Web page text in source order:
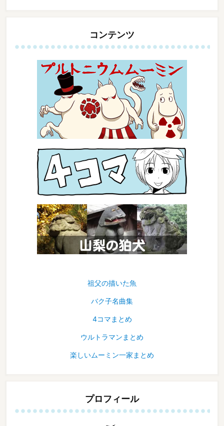
コンテンツ
祖父の描いた魚
バク子名曲集
4コマまとめ
ウルトラマンまとめ
楽しいムーミン一家まとめ
プロフィール